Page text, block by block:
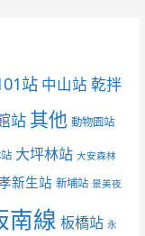
站 中山站 乾拌
站 其他 動物園站
大坪林站 大安森林
新生站 新埔站 景美夜
南線 板橋站 永